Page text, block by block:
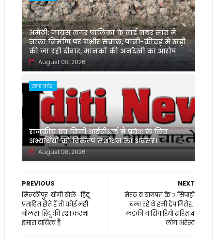
अमेठी: जायस नगर पालिका के वार्ड नंबर सात में
नाला निर्माण पर गंभीर सवाल, पानी-कीचड़ में खड़ी
की जा रही दीवार, मानकों की अनदेखी का आरोप
August 08, 2026
उत्तर प्रदेश
‌राजकीय एवं निजी आईटीआई में प्रवेश के लिए
अभ्यर्थियों को विकल्प संशोधन का अवसर।
August 08, 2026
NEXT
मेरठ व बागपत के 2 सिपाही
चला रहे थे हनी ट्रेप गिरोह..
लड़की व सिपाहियों सहित 4
लोग अरेस्ट
PREVIOUS
मिल्कीपुर: योगी बोले- हिंदू
प्रताड़ित होते हैं तो कोई नहीं
बोलताः हिंदू की रक्षा करना
हमारा दायित्व है